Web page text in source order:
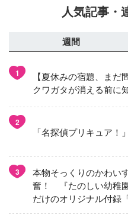
人気記事・
週間
1
【夏休みの宿題、まだ
クワガタが消える前に
2
「名探偵プリキュア！
3
本物そっくりのかわい
奮！ 『たのしい幼稚園
だけのオリジナル付
くるせんたくき」